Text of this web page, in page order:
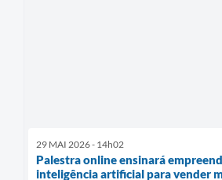
29 MAI 2026 - 14h02
Palestra online ensinará
inteligência artificial para vender